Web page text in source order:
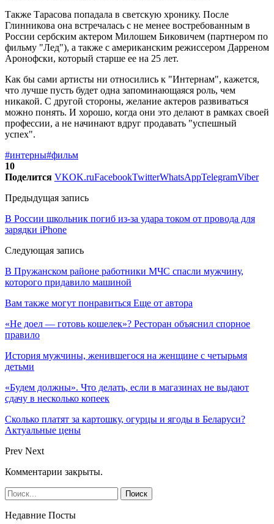
Также Тарасова попадала в светскую хронику. После
Глинникова она встречалась с не менее востребованным в
России сербским актером Милошем Биковичем (партнером по
фильму "Лед"), а также с американским режиссером Дарреном
Аронофски, который старше ее на 25 лет.
Как бы сами артисты ни относились к "Интернам", кажется,
что лучше пусть будет одна запоминающаяся роль, чем
никакой. С другой стороны, желание актеров развиваться
можно понять. И хорошо, когда они это делают в рамках своей
профессии, а не начинают вдруг продавать "успешный
успех".
#интерны#фильм
10
Поделится VKOK.ruFacebookTwitterWhatsAppTelegramViber
Предыдущая запись
В России школьник погиб из-за удара током от провода для
зарядки iPhone
Следующая запись
В Пружанском районе работники МЧС спасли мужчину,
которого придавило машиной
Вам также могут понравиться Еще от автора
«Не доел — готовь кошелек»? Ресторан объяснил спорное
правило
История мужчины, женившегося на женщине с четырьмя
детьми
«Будем должны». Что делать, если в магазинах не выдают
сдачу в несколько копеек
Сколько платят за картошку, огурцы и ягоды в Беларуси?
Актуальные цены
Prev Next
Комментарии закрыты.
Недавние Посты